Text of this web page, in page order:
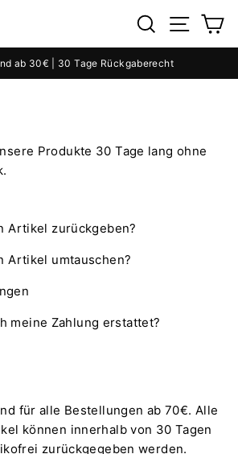
SUCHE
ab 30€ | 30 Tage Rückgaberecht
Produkte 30 Tage lang ohne
Artikel zurückgeben?
Artikel umtauschen?
meine Zahlung erstattet?
für alle Bestellungen ab 70€. Alle
können innerhalb von 30 Tagen
zurückgegeben werden.